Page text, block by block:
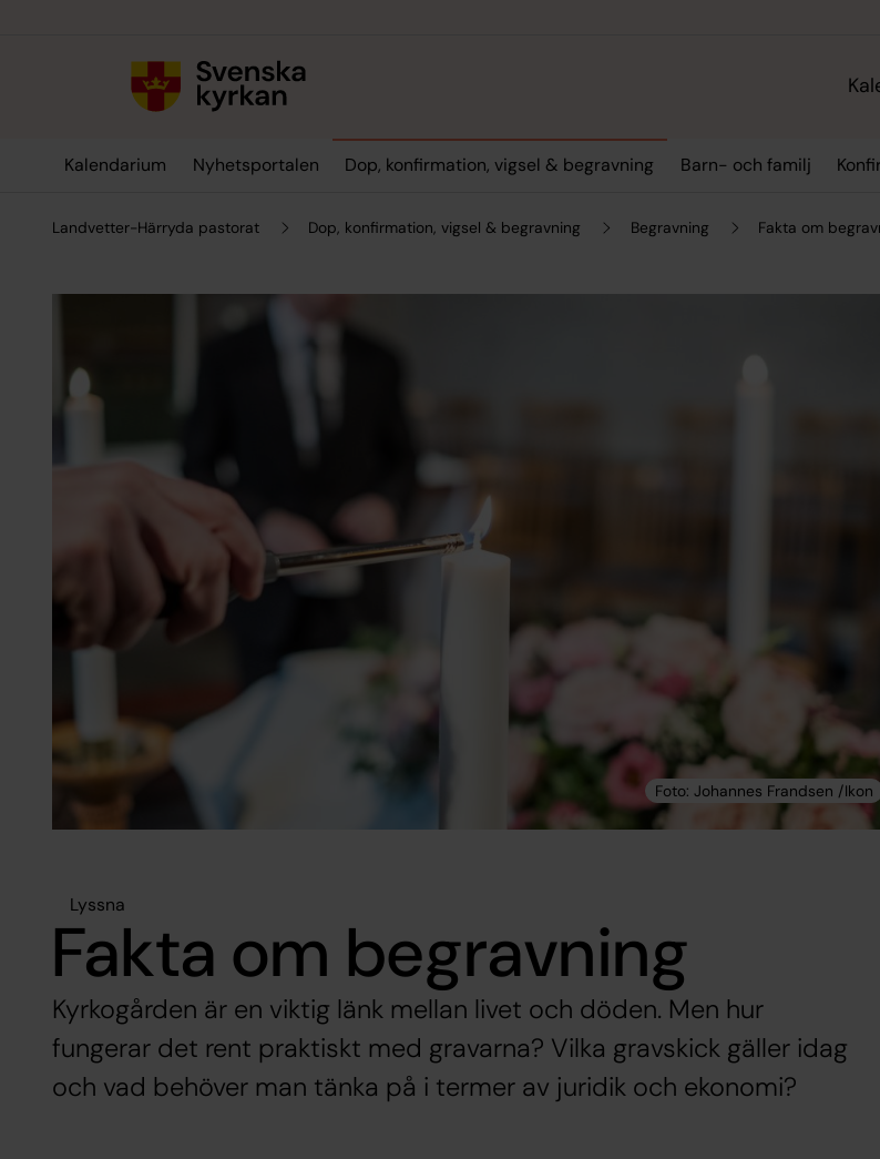
Kalendarium Nyhetsportalen Dop, konfirmation, vigsel & begravning Barn- och familj
Landvetter-Härryda pastorat Dop, konfirmation, vigsel & begravning Begravning Fakta om
Lyssna
Fakta om begravning
Kyrkogården är en viktig länk mellan livet och döden. Men hur
fungerar det rent praktiskt med gravarna? Vilka gravskick gäller idag
och vad behöver man tänka på i termer av juridik och ekonomi?